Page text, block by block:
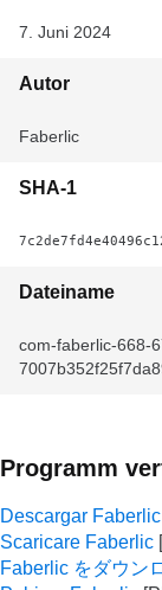
7. Juni 2024
Autor
Faberlic
SHA-1
Dateiname
com-faberlic-668-
Programm
Descargar Faberlic
Scaricare Faberlic
Faberlic をダウン